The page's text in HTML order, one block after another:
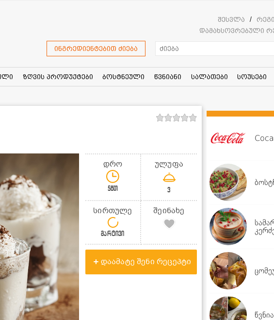
შესვლა /
დამახსოვრებული
ინგრედიენტებით ძიება
ზღვის პროდუქტები ბოსტნეული წვნიანი სალათები სოუსები
დრო
5წთ
ულუფა
3
სირთულე
მარტივი
შეინახე
დაამატე შენი რეცეპტი